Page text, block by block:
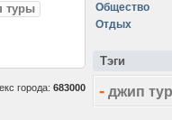
туры
города: 683000
Общество
Отдых
Тэги
- джип